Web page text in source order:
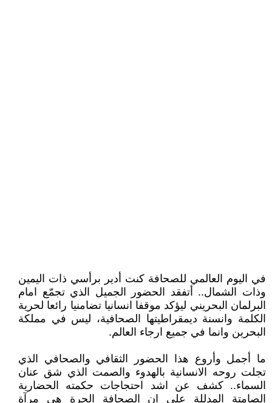
في‮ ‬اليوم العالمي‮ ‬للصحافة كنت أدير برأسي‮ ‬ذات اليمين
وذات الشمال‮.. ‬أتفقد الحضور الجميل الذي‮ ‬تجمّع امام
البرلمان البحريني ليؤكد موقفا انسانيا تضامنيا رائعا لحرية
الكلمة وانسنة ديمقراطيتها الصحافية،‮ ‬ليس في‮ ‬مملكة
البحرين وانما في‮ ‬جميع ارجاء العالم‮.‬
ما أجمل وأروع هذا الحضور الثقافي‮ ‬والصحافي‮ ‬الذي‮
‬تجلت روحه الانسانية بالهدوء والصمت الذي‮ ‬شق عنان
السماء‮.. ‬كشف عن اشد احتجاجات حكمته الحضارية
الصامتة المدللة على ان الصحافة الحرة هي‮ ‬مرآة